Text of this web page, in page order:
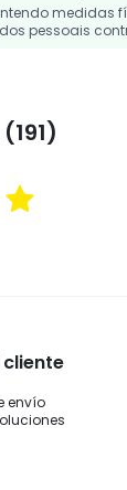
medidas
pessoais
cliente
envío